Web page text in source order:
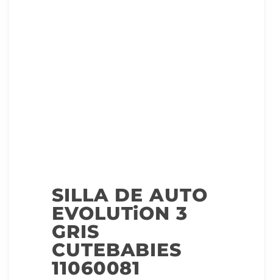
SILLA DE AUTO
EVOLUTiON 3
GRIS
CUTEBABIES
11060081